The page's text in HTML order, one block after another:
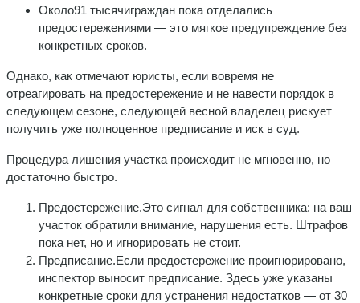
Около91 тысячиграждан пока отделались
предостережениями — это мягкое предупреждение без
конкретных сроков.
Однако, как отмечают юристы, если вовремя не
отреагировать на предостережение и не навести порядок в
следующем сезоне, следующей весной владелец рискует
получить уже полноценное предписание и иск в суд.
Процедура лишения участка происходит не мгновенно, но
достаточно быстро.
Предостережение.Это сигнал для собственника: на ваш
участок обратили внимание, нарушения есть. Штрафов
пока нет, но и игнорировать не стоит.
Предписание.Если предостережение проигнорировано,
инспектор выносит предписание. Здесь уже указаны
конкретные сроки для устранения недостатков — от 30